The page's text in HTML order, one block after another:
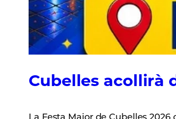
Cubelles acollirà